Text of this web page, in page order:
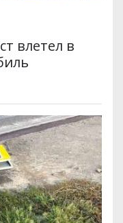
влетел в